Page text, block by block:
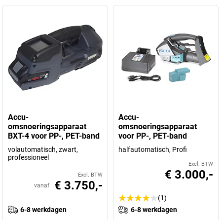
Accu-
omsnoeringsapparaat
BXT-4 voor PP-, PET-band
volautomatisch, zwart,
professioneel
Excl. BTW
vanaf € 3.750,-
6-8 werkdagen
Accu-
omsnoeringsapparaat
voor PP-, PET-band
halfautomatisch, Profi
Excl. BTW
€ 3.000,-
(1)
6-8 werkdagen